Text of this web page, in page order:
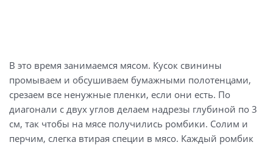
В это время занимаемся мясом. Кусок свинины
промываем и обсушиваем бумажными полотенцами,
срезаем все ненужные пленки, если они есть. По
диагонали с двух углов делаем надрезы глубиной по 3
см, так чтобы на мясе получились ромбики. Солим и
перчим, слегка втирая специи в мясо. Каждый ромбик